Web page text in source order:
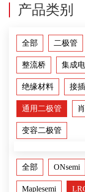
产品类别
全部 二极管
整流桥 集成
绝缘材料 接
通用二极管
变容二极管
全部 ONsemi
Maplesemi